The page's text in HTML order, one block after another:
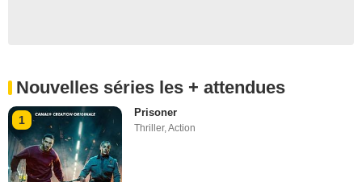
Nouvelles séries les + attendues
1
Prisoner
Thriller,Action